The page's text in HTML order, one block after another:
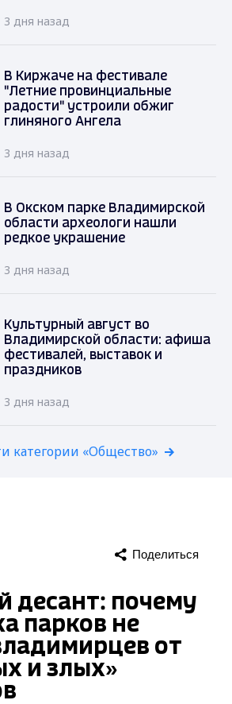
3 дня назад
В Киржаче на фестивале
"Летние провинциальные
радости" устроили обжиг
глиняного Ангела
3 дня назад
В Окском парке Владимирской
области археологи нашли
редкое украшение
3 дня назад
Культурный август во
Владимирской области: афиша
фестивалей, выставок и
праздников
3 дня назад
категории «Общество»
Поделиться
десант: почему
парков не
от
и злых»